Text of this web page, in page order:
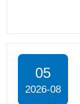
05
2026-08